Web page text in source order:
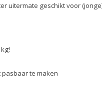
uitermate geschikt voor
te maken